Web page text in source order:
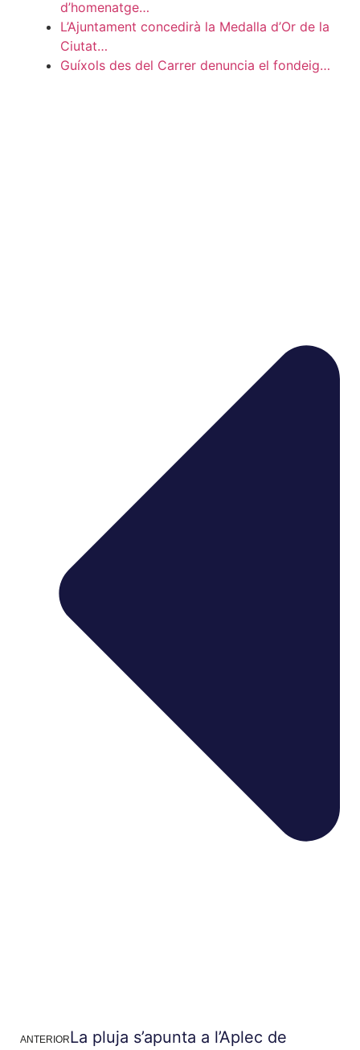
d’homenatge…
L’Ajuntament concedirà la Medalla d’Or de la
Ciutat…
Guíxols des del Carrer denuncia el fondeig…
ANTERIORLa pluja s’apunta a l’Aplec de